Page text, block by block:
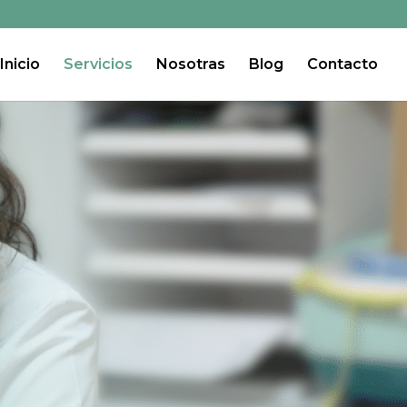
Inicio Servicios Nosotras Blog Contacto